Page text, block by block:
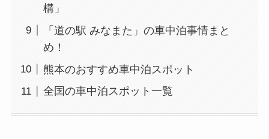
構」
「道の駅 みなまた」の車中泊事情まと
め！
熊本のおすすめ車中泊スポット
全国の車中泊スポット一覧